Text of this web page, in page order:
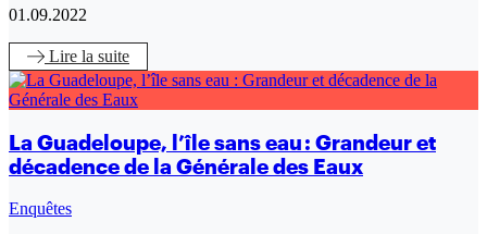
01.09.2022
Lire la suite
La Guadeloupe, l’île sans eau : Grandeur et
décadence de la Générale des Eaux
Enquêtes